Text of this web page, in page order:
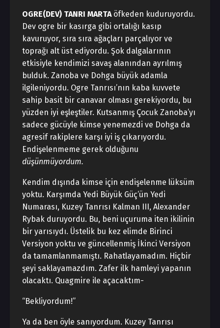
OGRE(DEV) TANRI MARTA öfkeden kuduruyordu.
Dev ogre bir kasırga gibi ortalığı kasıp
kavuruyor, sıra sıra ağaçları parçalıyor ve
toprağı alt üst ediyordu. Şok dalgalarının
etkisiyle kendimizi savaş alanından ayrılmış
bulduk. Zanoba ve Dohga büyük adamla
ilgileniyordu. Ogre Tanrısı’nın kaba kuvvete
sahip basit bir canavar olması gerekiyordu, bu
yüzden iyi eşleştiler. Kutsanmış Çocuk Zanoba’yı
sadece gücüyle kimse yenemezdi ve Dohga da
agresif rakiplere karşı iyi iş çıkarıyordu.
Endişelenmeme gerek olduğunu
düşünmüyordum.
Kendim dışında kimse için endişelenme lüksüm
yoktu. Karşımda Yedi Büyük Güç’ün Yedi
Numarası, Kuzey Tanrısı Kalman III, Alexander
Rybak duruyordu. Bu, beni uçuruma iten ikilinin
bir yarısıydı. Üstelik bu kez elimde Birinci
Versiyon yoktu ve güncellenmiş İkinci Versiyon
da tamamlanmamıştı. Rahatlayamadım. Hiçbir
şeyi saklayamazdım. Zafer ilk hamleyi yapanın
olacaktı. Quagmire ile açacaktım-
“Bekliyordum!”
Ya da ben öyle sanıyordum. Kuzey Tanrısı